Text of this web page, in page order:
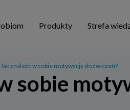
Produkty Strefa
Jak znaleźć w sobie motywację do ćwiczeń?
sobie